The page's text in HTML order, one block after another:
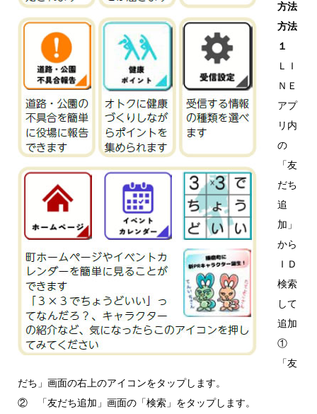
方法
方法
１
ＬＩ
ＮＥ
アプ
リ内
の
「友
だち
追
加」
から
ＩＤ
検索
して
追加
①
「友
だち」画面の右上のアイコンをタップします。
② 「友だち追加」画面の「検索」をタップします。